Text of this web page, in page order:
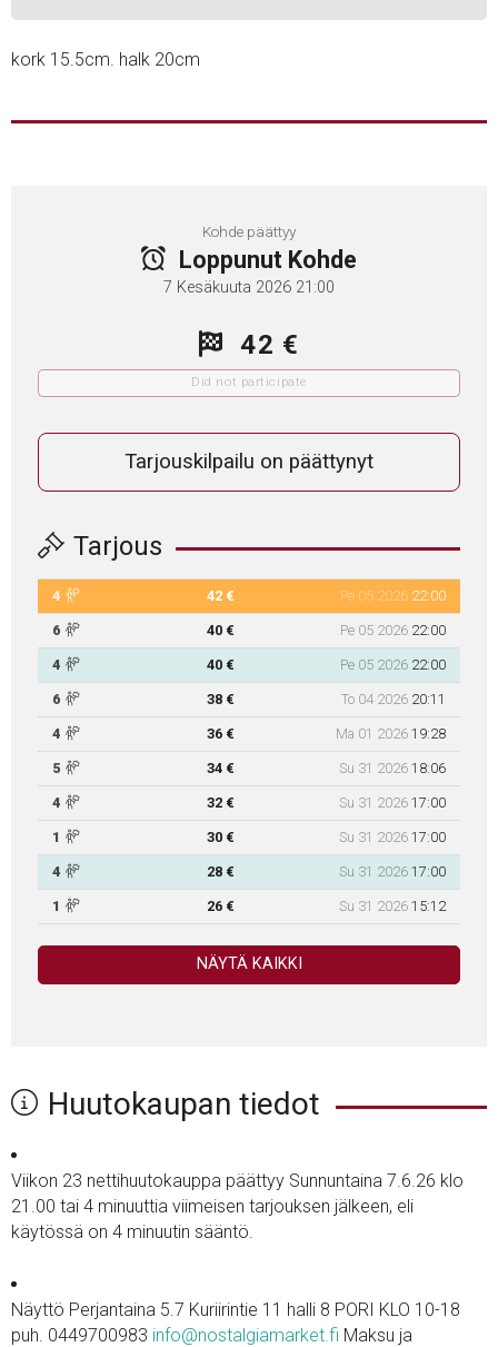
kork 15.5cm. halk 20cm
Kohde päättyy
Loppunut Kohde
7 Kesäkuuta 2026 21:00
42 €
Did not participate
Tarjouskilpailu on päättynyt
Tarjous
4 42 € Pe 05 2026 22:00
6 40 € Pe 05 2026 22:00
4 40 € Pe 05 2026 22:00
6 38 € To 04 2026 20:11
4 36 € Ma 01 2026 19:28
5 34 € Su 31 2026 18:06
4 32 € Su 31 2026 17:00
1 30 € Su 31 2026 17:00
4 28 € Su 31 2026 17:00
1 26 € Su 31 2026 15:12
NÄYTÄ KAIKKI
Huutokaupan tiedot
Viikon 23 nettihuutokauppa päättyy Sunnuntaina 7.6.26 klo
21.00 tai 4 minuuttia viimeisen tarjouksen jälkeen, eli
käytössä on 4 minuutin sääntö.
Näyttö Perjantaina 5.7 Kuriirintie 11 halli 8 PORI KLO 10-18
puh. 0449700983 info@nostalgiamarket.fi Maksu ja